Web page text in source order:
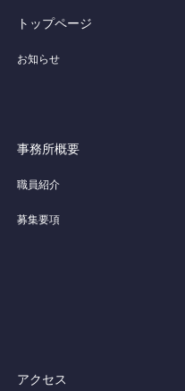
トップページ
お知らせ
事務所概要
職員紹介
募集要項
アクセス